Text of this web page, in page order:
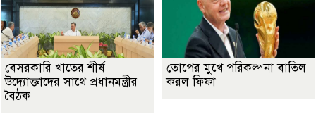
বেসরকারি খাতের শীর্ষ
উদ্যোক্তাদের সাথে প্রধানমন্ত্রীর
বৈঠক
তোপের মুখে পরিকল্পনা বাতিল
করল ফিফা